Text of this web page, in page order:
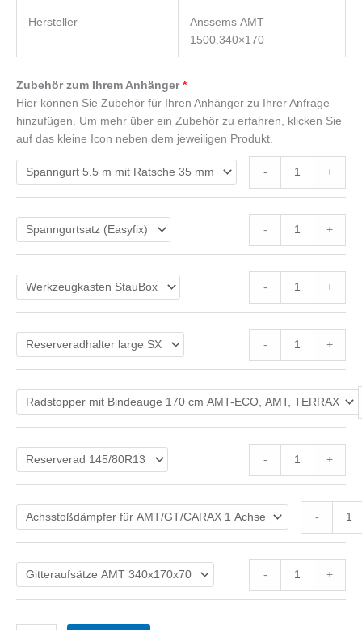
Hersteller
Anssems AMT
1500.340×170
Zubehör zum Ihrem Anhänger
Hier können Sie Zubehör für Ihren Anhänger zu Ihrer Anfrage
hinzufügen. Um mehr über ein Zubehör zu erfahren, klicken Sie
auf das kleine Icon neben dem jeweiligen Produkt.
- +
- +
- +
- +
- +
-
- +